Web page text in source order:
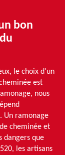
bon
le choix d'un
est
nous
Un ramonage
cheminée et
dangers que
les artisans